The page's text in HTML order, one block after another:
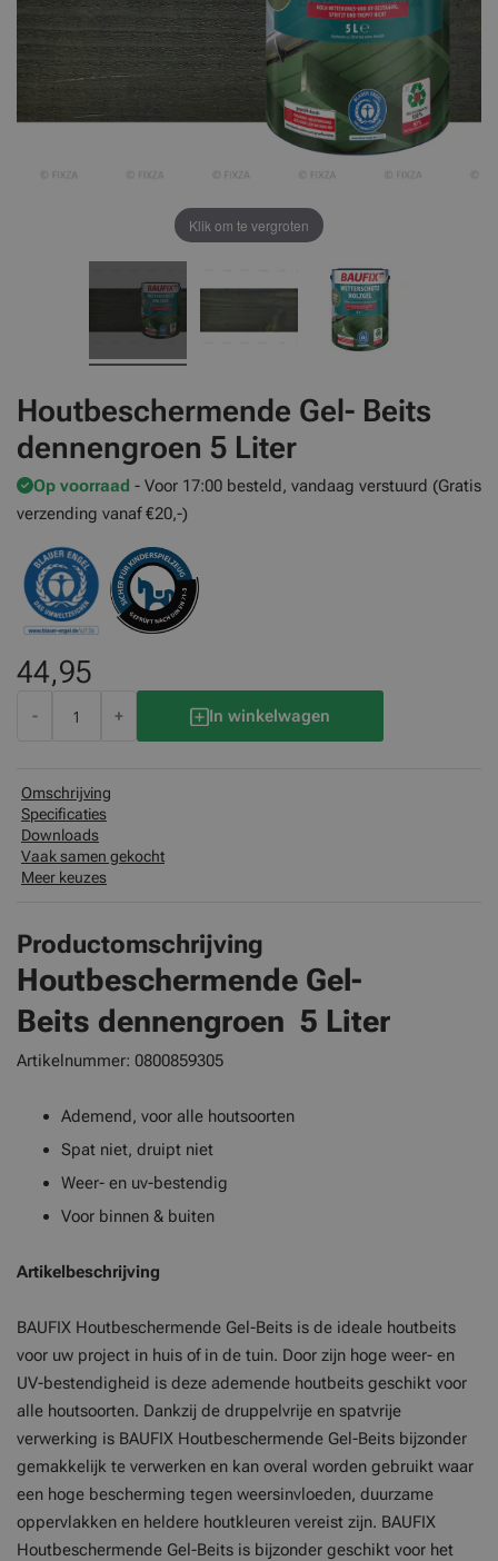
Houtbeschermende Gel- Beits
dennengroen 5 Liter
Op voorraad - Voor 17:00 besteld, vandaag verstuurd (Gratis
verzending vanaf €20,-)
44,95
- + In winkelwagen
Klik om te vergroten
Omschrijving
Specificaties
Downloads
Vaak samen gekocht
Meer keuzes
Productomschrijving
Houtbeschermende Gel-
Beits dennengroen 5 Liter
Artikelnummer: 0800859305
Ademend, voor alle houtsoorten
Spat niet, druipt niet
Weer- en uv-bestendig
Voor binnen & buiten
Artikelbeschrijving
BAUFIX Houtbeschermende Gel-Beits is de ideale houtbeits
voor uw project in huis of in de tuin. Door zijn hoge weer- en
UV-bestendigheid is deze ademende houtbeits geschikt voor
alle houtsoorten. Dankzij de druppelvrije en spatvrije
verwerking is BAUFIX Houtbeschermende Gel-Beits bijzonder
gemakkelijk te verwerken en kan overal worden gebruikt waar
een hoge bescherming tegen weersinvloeden, duurzame
oppervlakken en heldere houtkleuren vereist zijn. BAUFIX
Houtbeschermende Gel-Beits is bijzonder geschikt voor het